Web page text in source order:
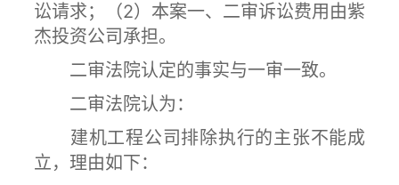
讼请求；（2）本案一、二审诉讼费用由紫
杰投资公司承担。
二审法院认定的事实与一审一致。
二审法院认为：
建机工程公司排除执行的主张不能成
立，理由如下：